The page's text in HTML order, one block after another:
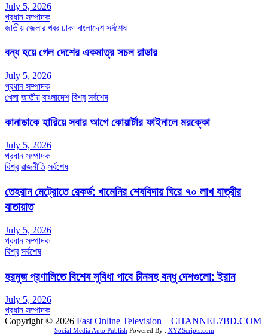
July 5, 2026
প্রধান সম্পাদক
জাতীয় জেলার খবর ঢাকা বাংলাদেশ সর্বশেষ
বন্ধ হয়ে গেল দেশের একমাত্র সচল রাডার
July 5, 2026
প্রধান সম্পাদক
খেলা জাতীয় বাংলাদেশ বিশ্ব সর্বশেষ
কানাডাকে হারিয়ে সবার আগে কোয়ার্টার ফাইনালে মরক্কো
July 5, 2026
প্রধান সম্পাদক
বিশ্ব রাজনীতি সর্বশেষ
তেহরান মেট্রোতে রেকর্ড: খামেনির শেষবিদায় ঘিরে ৭০ লাখ যাত্রীর
যাতায়াত
July 5, 2026
প্রধান সম্পাদক
বিশ্ব সর্বশেষ
হরমুজ প্রণালিতে বিশেষ সুবিধা পাবে চীনসহ বন্ধু দেশগুলো: ইরান
July 5, 2026
প্রধান সম্পাদক
Copyright © 2026 Fast Online Television – CHANNEL7BD.COM
Social Media Auto Publish Powered By : XYZScripts.com